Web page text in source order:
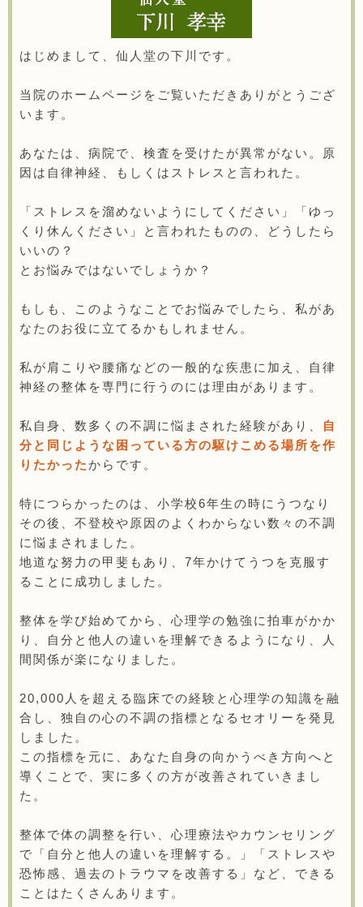
はじめまして、仙人堂の下川です。
当院のホームページをご覧いただきありがとうござ
います。
あなたは、病院で、検査を受けたが異常がない。原
因は自律神経、もしくはストレスと言われた。
「ストレスを溜めないようにしてください」「ゆっ
くり休んください」と言われたものの、どうしたら
いいの？
とお悩みではないでしょうか？
もしも、このようなことでお悩みでしたら、私があ
なたのお役に立てるかもしれません。
私が肩こりや腰痛などの一般的な疾患に加え、自律
神経の整体を専門に行うのには理由があります。
私自身、数多くの不調に悩まされた経験があり、
自
分と同じような困っている方の駆けこめる場所を作
りたかったからです。
特につらかったのは、小学校6年生の時にうつなり
その後、不登校や原因のよくわからない数々の不調
に悩まされました。
地道な努力の甲斐もあり、7年かけてうつを克服す
ることに成功しました。
整体を学び始めてから、心理学の勉強に拍車がかか
り、自分と他人の違いを理解できるようになり、人
間関係が楽になりました。
20,000人を超える臨床での経験と心理学の知識を融
合し、独自の心の不調の指標となるセオリーを発見
しました。
この指標を元に、あなた自身の向かうべき方向へと
導くことで、実に多くの方が改善されていきまし
た。
整体で体の調整を行い、心理療法やカウンセリング
で「自分と他人の違いを理解する。」「ストレスや
恐怖感、過去のトラウマを改善する」など、できる
ことはたくさんあります。